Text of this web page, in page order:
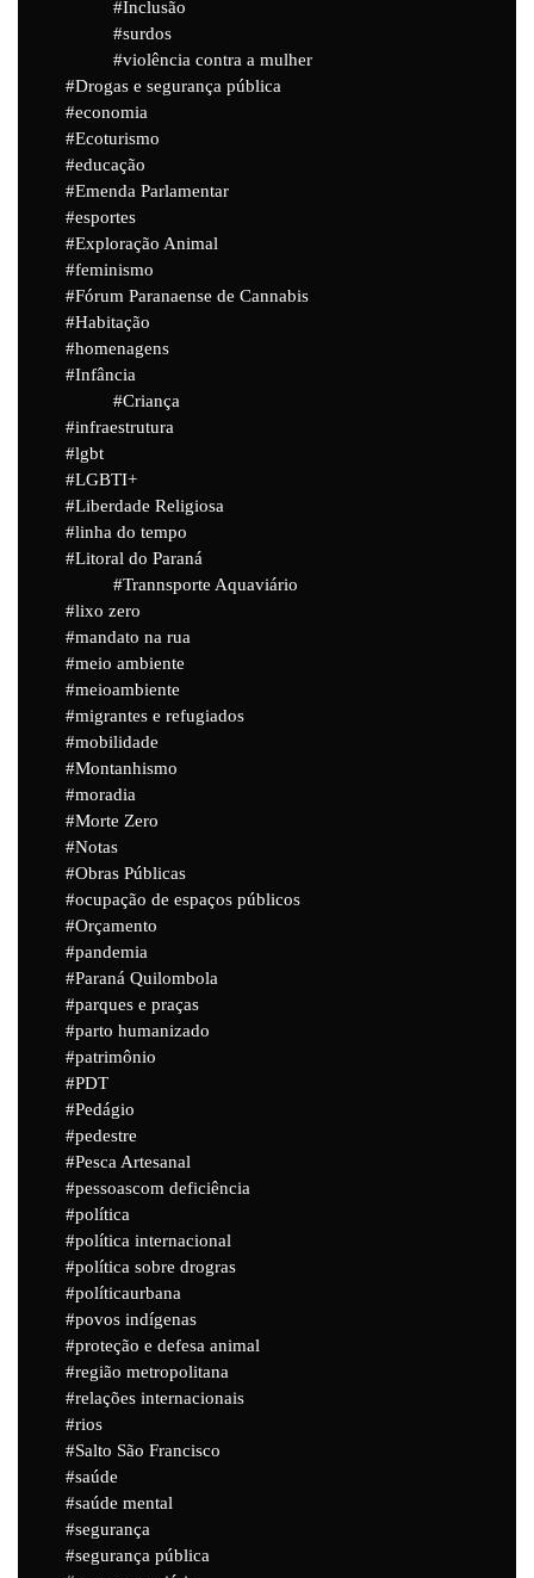
Inclusão
surdos
violência contra a mulher
Drogas e segurança pública
economia
Ecoturismo
educação
Emenda Parlamentar
esportes
Exploração Animal
feminismo
Fórum Paranaense de Cannabis
Habitação
homenagens
Infância
Criança
infraestrutura
lgbt
LGBTI+
Liberdade Religiosa
linha do tempo
Litoral do Paraná
Trannsporte Aquaviário
lixo zero
mandato na rua
meio ambiente
meioambiente
migrantes e refugiados
mobilidade
Montanhismo
moradia
Morte Zero
Notas
Obras Públicas
ocupação de espaços públicos
Orçamento
pandemia
Paraná Quilombola
parques e praças
parto humanizado
patrimônio
PDT
Pedágio
pedestre
Pesca Artesanal
pessoascom deficiência
política
política internacional
política sobre drogras
políticaurbana
povos indígenas
proteção e defesa animal
região metropolitana
relações internacionais
rios
Salto São Francisco
saúde
saúde mental
segurança
segurança pública